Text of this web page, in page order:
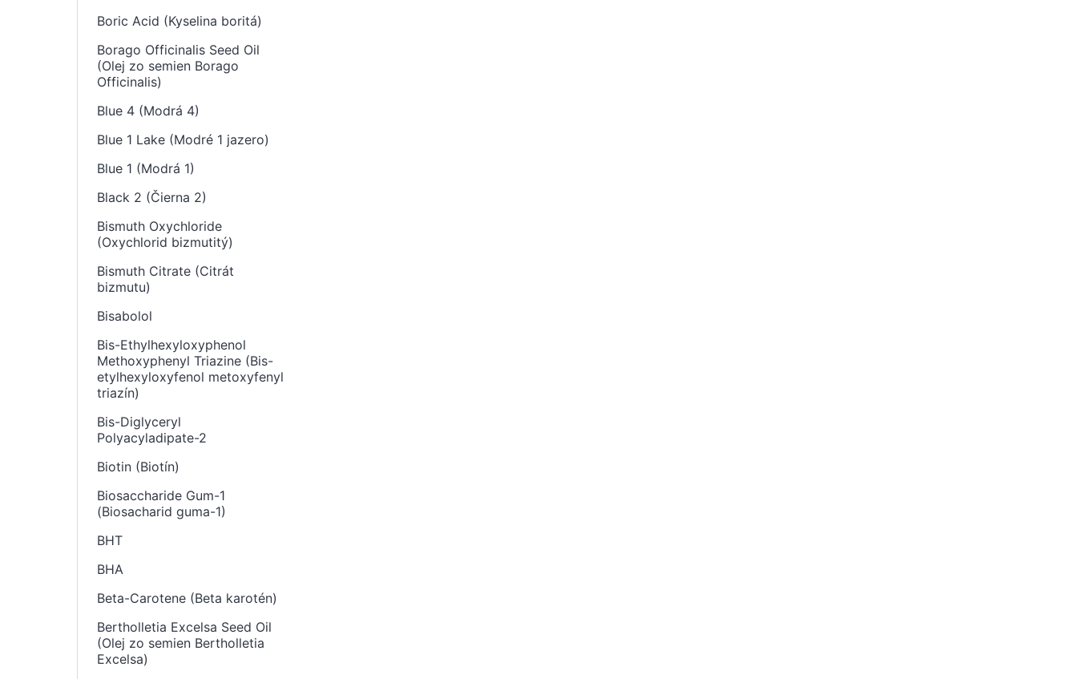
Boric Acid (Kyselina boritá)
Borago Officinalis Seed Oil
(Olej zo semien Borago
Officinalis)
Blue 4 (Modrá 4)
Blue 1 Lake (Modré 1 jazero)
Blue 1 (Modrá 1)
Black 2 (Čierna 2)
Bismuth Oxychloride
(Oxychlorid bizmutitý)
Bismuth Citrate (Citrát
bizmutu)
Bisabolol
Bis-Ethylhexyloxyphenol
Methoxyphenyl Triazine (Bis-
etylhexyloxyfenol metoxyfenyl
triazín)
Bis-Diglyceryl
Polyacyladipate-2
Biotin (Biotín)
Biosaccharide Gum-1
(Biosacharid guma-1)
BHT
BHA
Beta-Carotene (Beta karotén)
Bertholletia Excelsa Seed Oil
(Olej zo semien Bertholletia
Excelsa)